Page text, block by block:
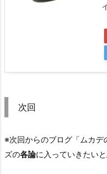
次回
※次回からのブログ「ムカ
ズの各論に入っていきたいと